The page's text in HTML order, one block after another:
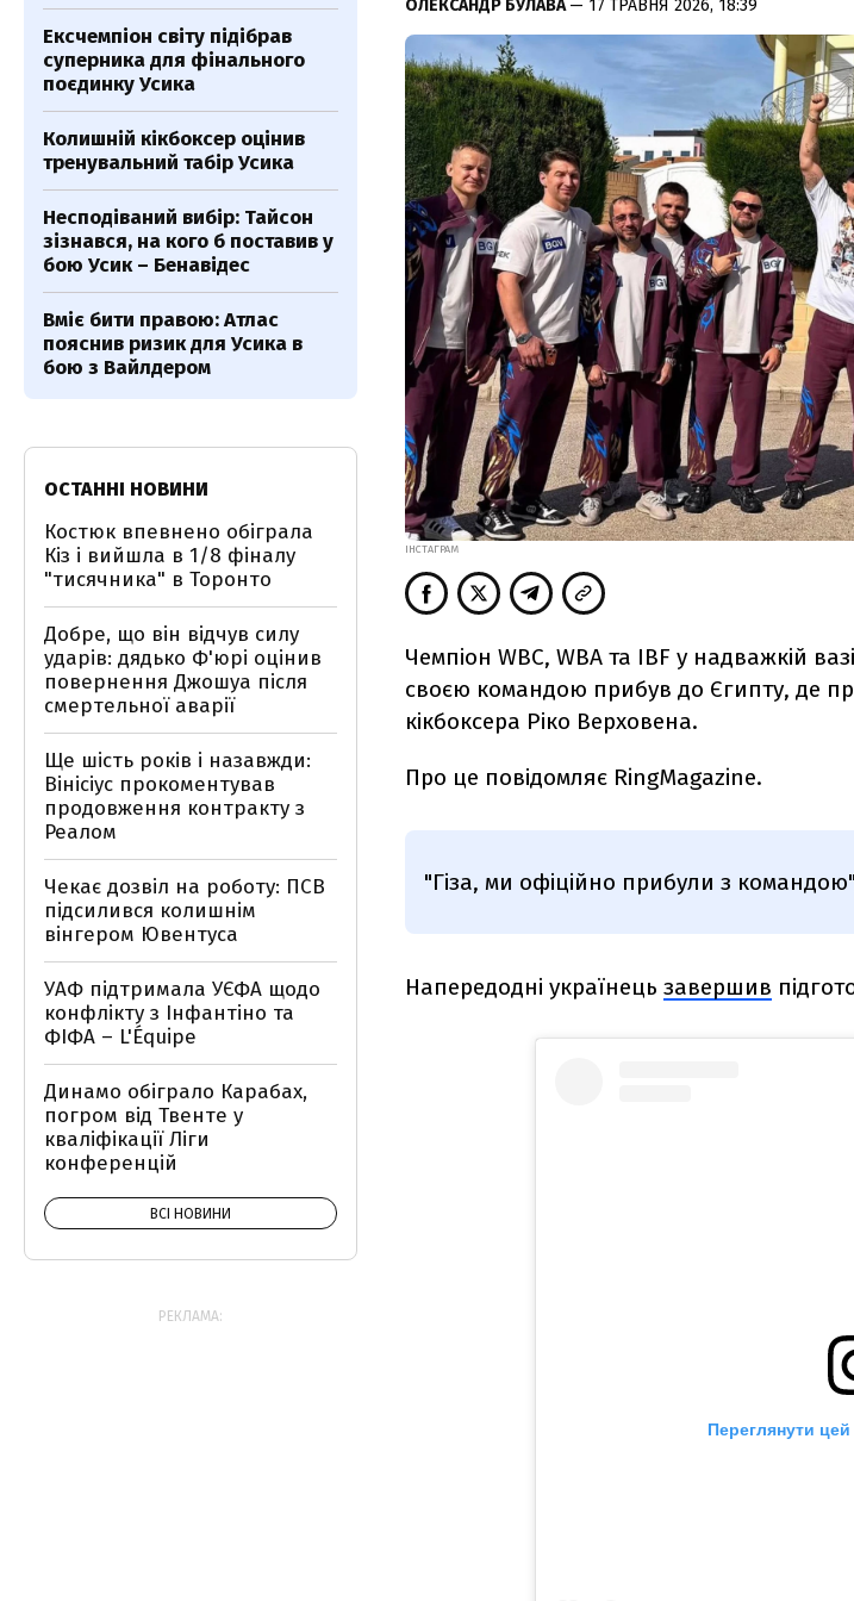
ОЛЕКСАНДР БУЛАВА— 17 ТРАВНЯ 2026, 18:39
ІНСТАГРАМ
Чемпіон WBC, WBA та IBF у надважкій
своєю командою прибув до Єгипту, де
кікбоксера Ріко Верховена.
Про це повідомляє RingMagazine.
"Гіза, ми офіційно прибули з
Напередодні українець завершив
Переглянути
Ексчемпіон світу підібрав
суперника для фінального
поєдинку Усика
Колишній кікбоксер оцінив
тренувальний табір Усика
Несподіваний вибір: Тайсон
зізнався, на кого б поставив у
бою Усик – Бенавідес
Вміє бити правою: Атлас
пояснив ризик для Усика в
бою з Вайлдером
ОСТАННІ НОВИНИ
Костюк впевнено обіграла
Кіз і вийшла в 1/8 фіналу
"тисячника" в Торонто
Добре, що він відчув силу
ударів: дядько Ф'юрі оцінив
повернення Джошуа після
смертельної аварії
Ще шість років і назавжди:
Вінісіус прокоментував
продовження контракту з
Реалом
Чекає дозвіл на роботу: ПСВ
підсилився колишнім
вінгером Ювентуса
УАФ підтримала УЄФА щодо
конфлікту з Інфантіно та
ФІФА – L'Équipe
Динамо обіграло Карабах,
погром від Твенте у
кваліфікації Ліги
конференцій
ВСІ НОВИНИ
РЕКЛАМА: